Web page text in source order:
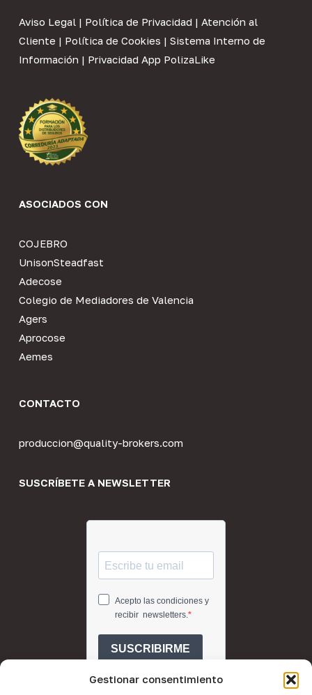
Gestionar consentimiento
Aviso Legal| Política de Privacidad | Atención al
Cliente | Política de Cookies | Sistema Interno de
Información | Privacidad App PolizaLike
ASOCIADOS CON
COJEBRO
UnisonSteadfast
Adecose
Colegio de Mediadores de Valencia
Agers
Aprocose
Aemes
CONTACTO
produccion@quality-brokers.com
SUSCRÍBETE A NEWSLETTER